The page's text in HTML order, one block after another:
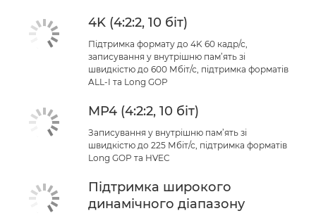
4K (4:2:2, 10 біт)
Підтримка формату до 4K 60 кадр/с,
записування у внутрішню пам’ять зі
швидкістю до 600 Мбіт/с, підтримка форматів
ALL-I та Long GOP
MP4 (4:2:2, 10 біт)
Записування у внутрішню пам’ять зі
швидкістю до 225 Мбіт/с, підтримка форматів
Long GOP та HVEC
Підтримка широкого
динамічного діапазону